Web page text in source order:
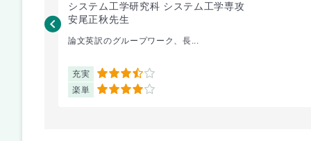
システム工学研究科 システム工学専攻
安尾正秋先生
論文英訳のグループワーク、長...
充実 3.5
楽単 4